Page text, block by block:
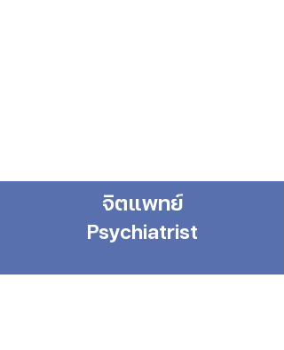
จิตแพทย์
Psychiatrist